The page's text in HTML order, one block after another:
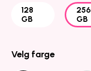
128
GB
256
GB
Velg farge